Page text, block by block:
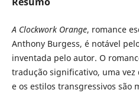
A Clockwork Orange, romance
Anthony Burgess, é notável
inventada pelo autor. O
tradução significativo, uma
e os estilos transgressivos são